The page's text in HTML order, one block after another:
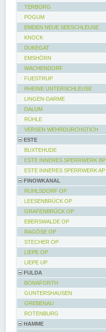
TERBORG
POGUM
EMDEN NEUE SEESCHLEUSE
KNOCK
DUKEGAT
EMSHÖRN
WACHENDORF
FUESTRUP
RHEINE UNTERSCHLEUSE
LINGEN-DARME
DALUM
RÜHLE
VERSEN WEHRDURCHSTICH
ESTE
BUXTEHUDE
ESTE INNERES SPERRWERK BP
ESTE INNERES SPERRWERK AP
FINOWKANAL
RUHLSDORF OP
LEESENBRÜCK OP
GRAFENBRÜCK OP
EBERSWALDE OP
RAGÖSE OP
STECHER OP
LIEPE OP
LIEPE UP
FULDA
BONAFORTH
GUNTERSHAUSEN
GREBENAU
ROTENBURG
HAMME